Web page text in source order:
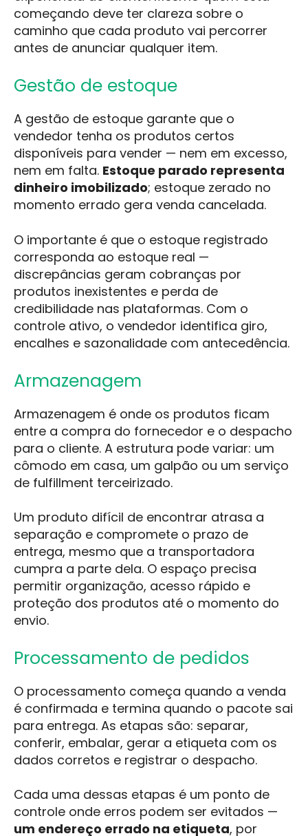
começando deve ter clareza sobre o
caminho que cada produto vai percorrer
antes de anunciar qualquer item.
Gestão de estoque
A gestão de estoque garante que o
vendedor tenha os produtos certos
disponíveis para vender — nem em excesso,
nem em falta. Estoque parado representa
dinheiro imobilizado; estoque zerado no
momento errado gera venda cancelada.
O importante é que o estoque registrado
corresponda ao estoque real —
discrepâncias geram cobranças por
produtos inexistentes e perda de
credibilidade nas plataformas. Com o
controle ativo, o vendedor identifica giro,
encalhes e sazonalidade com antecedência.
Armazenagem
Armazenagem é onde os produtos ficam
entre a compra do fornecedor e o despacho
para o cliente. A estrutura pode variar: um
cômodo em casa, um galpão ou um serviço
de fulfillment terceirizado.
Um produto difícil de encontrar atrasa a
separação e compromete o prazo de
entrega, mesmo que a transportadora
cumpra a parte dela. O espaço precisa
permitir organização, acesso rápido e
proteção dos produtos até o momento do
envio.
Processamento de pedidos
O processamento começa quando a venda
é confirmada e termina quando o pacote sai
para entrega. As etapas são: separar,
conferir, embalar, gerar a etiqueta com os
dados corretos e registrar o despacho.
Cada uma dessas etapas é um ponto de
controle onde erros podem ser evitados —
um endereço errado na etiqueta, por